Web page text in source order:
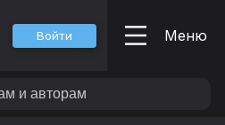
Войти Меню